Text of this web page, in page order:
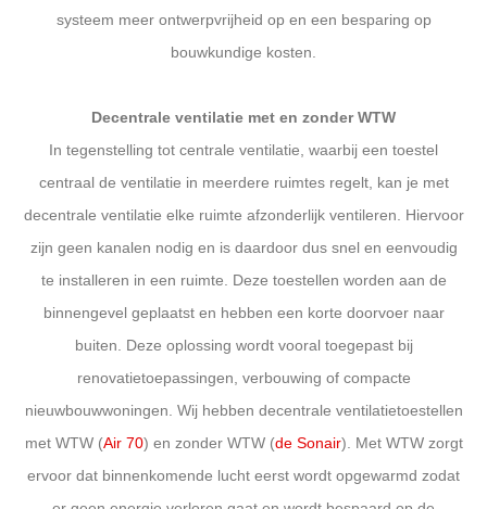
systeem meer ontwerpvrijheid op en een besparing op
bouwkundige kosten.
Decentrale ventilatie met en zonder WTW
In tegenstelling tot centrale ventilatie, waarbij een toestel
centraal de ventilatie in meerdere ruimtes regelt, kan je met
decentrale ventilatie elke ruimte afzonderlijk ventileren. Hiervoor
zijn geen kanalen nodig en is daardoor dus snel en eenvoudig
te installeren in een ruimte. Deze toestellen worden aan de
binnengevel geplaatst en hebben een korte doorvoer naar
buiten. Deze oplossing wordt vooral toegepast bij
renovatietoepassingen, verbouwing of compacte
nieuwbouwwoningen. Wij hebben decentrale ventilatietoestellen
met WTW (Air 70) en zonder WTW (de Sonair). Met WTW zorgt
ervoor dat binnenkomende lucht eerst wordt opgewarmd zodat